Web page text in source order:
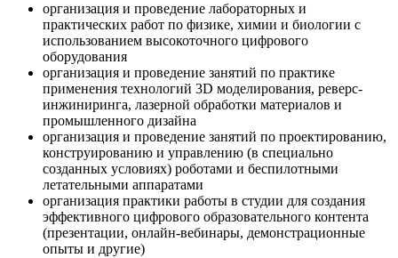
организация и проведение лабораторных и
практических работ по физике, химии и биологии с
использованием высокоточного цифрового
оборудования
организация и проведение занятий по практике
применения технологий 3D моделирования, реверс-
инжиниринга, лазерной обработки материалов и
промышленного дизайна
организация и проведение занятий по проектированию,
конструированию и управлению (в специально
созданных условиях) роботами и беспилотными
летательными аппаратами
организация практики работы в студии для создания
эффективного цифрового образовательного контента
(презентации, онлайн-вебинары, демонстрационные
опыты и другие)